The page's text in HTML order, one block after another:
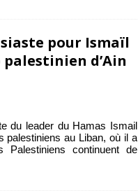
pour Ismaïl
d’Ain
du leader du Hamas Ismail
palestiniens au Liban, où il a
Palestiniens continuent de